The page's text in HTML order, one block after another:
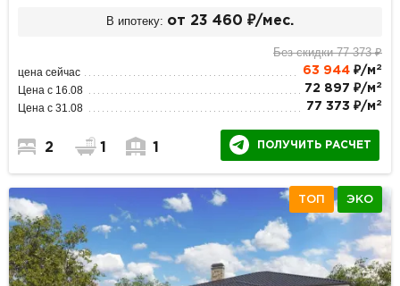
В ипотеку: от 23 460 ₽/мес.
Без скидки 77 373 ₽
цена сейчас 63 944₽/м 2
Цена с 16.08 72 897 ₽/м 2
Цена с 31.08 77 373 ₽/м 2
2 1 1 ПОЛУЧИТЬ РАСЧЕТ
ТОП ЭКО